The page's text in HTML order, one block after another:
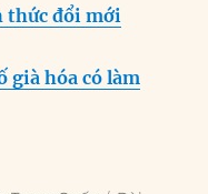
thức đổi mới
già hóa có làm